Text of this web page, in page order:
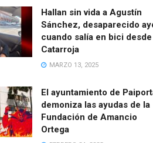
Hallan sin vida a Agustín
Sánchez, desaparecido
cuando salía en bici desde
Catarroja
MARZO 13, 2025
El ayuntamiento de
demoniza las ayudas de la
Fundación de Amancio
Ortega